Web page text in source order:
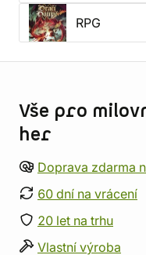
RPG
Vše pro
her
Doprava zdarma
60 dní na vrácení
20 let na trhu
Vlastní výroba